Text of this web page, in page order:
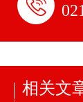
相关文